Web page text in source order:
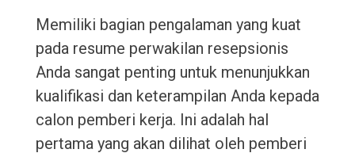
Memiliki bagian pengalaman yang kuat
pada resume perwakilan resepsionis
Anda sangat penting untuk menunjukkan
kualifikasi dan keterampilan Anda kepada
calon pemberi kerja. Ini adalah hal
pertama yang akan dilihat oleh pemberi